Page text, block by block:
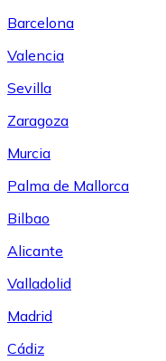
Barcelona
Valencia
Sevilla
Zaragoza
Murcia
Palma de Mallorca
Bilbao
Alicante
Valladolid
Madrid
Cádiz